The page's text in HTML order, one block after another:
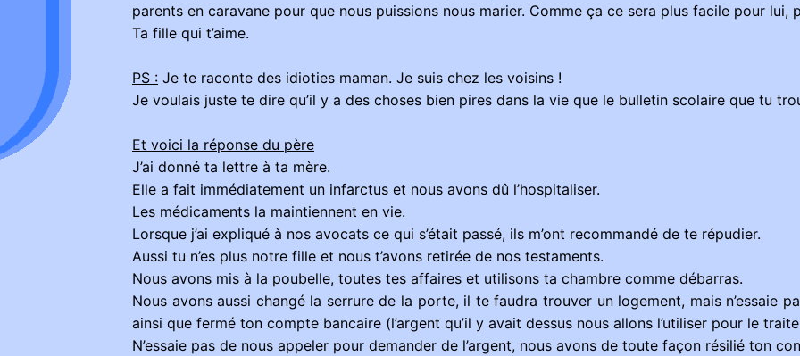
parents en caravane pour que nous puissions nous marier. Comme ça ce sera plus facile pour lui,
Ta fille qui t’aime.
PS : Je te raconte des idioties maman. Je suis chez les voisins !
Je voulais juste te dire qu’il y a des choses bien pires dans la vie que le bulletin scolaire que tu
Et voici la réponse du père
J’ai donné ta lettre à ta mère.
Elle a fait immédiatement un infarctus et nous avons dû l’hospitaliser.
Les médicaments la maintiennent en vie.
Lorsque j’ai expliqué à nos avocats ce qui s’était passé, ils m’ont recommandé de te répudier.
Aussi tu n’es plus notre fille et nous t’avons retirée de nos testaments.
Nous avons mis à la poubelle, toutes tes affaires et utilisons ta chambre comme débarras.
Nous avons aussi changé la serrure de la porte, il te faudra trouver un logement, mais n’essaie
ainsi que fermé ton compte bancaire (l’argent qu’il y avait dessus nous allons l’utiliser pour le
N’essaie pas de nous appeler pour demander de l’argent, nous avons de toute façon résilié ton